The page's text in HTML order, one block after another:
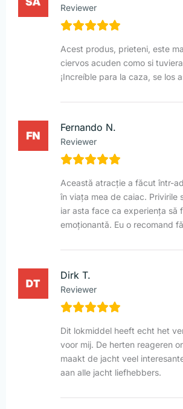
Reviewer
Acest produs, prieteni, este
ciervos acuden como si
¡Increíble para la caza, se los
Fernando N.
Reviewer
Această atracție a făcut într-
în viața mea de caiac. Privirile
iar asta face ca experiența să
emoționantă. Eu o recomand
Dirk T.
Reviewer
Dit lokmiddel heeft echt het
voor mij. De herten reageren
maakt de jacht veel
aan alle jacht liefhebbers.